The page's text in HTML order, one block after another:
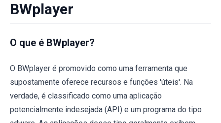
BWplayer
O que é BWplayer?
O BWplayer é promovido como uma ferramenta que
supostamente oferece recursos e funções 'úteis'. Na
verdade, é classificado como uma aplicação
potencialmente indesejada (API) e um programa do tipo